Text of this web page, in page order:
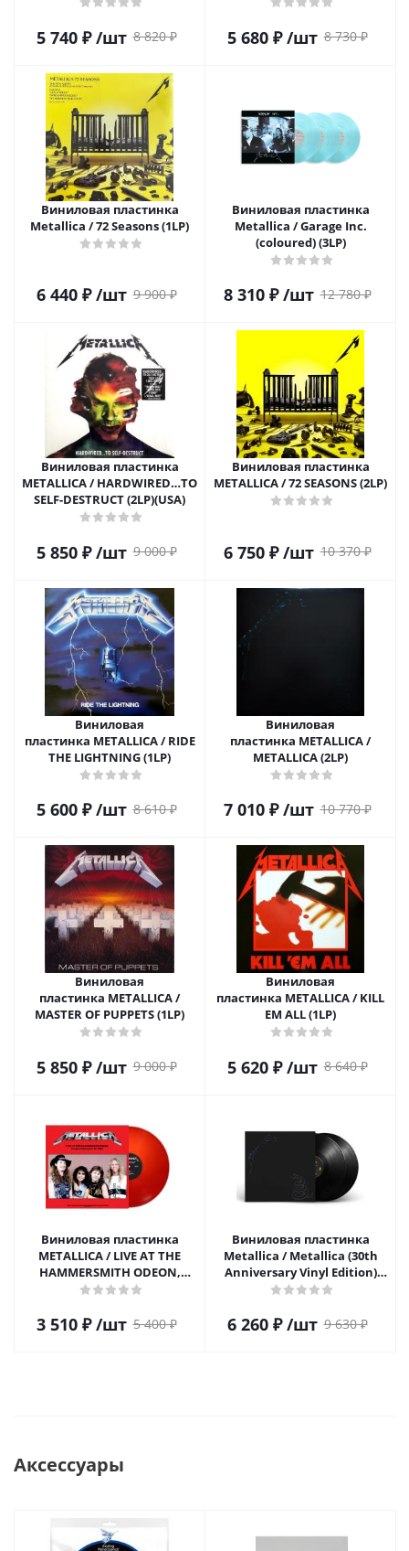
5 740₽ /шт 8 820₽ 5 680₽ /шт 8 730₽
Виниловая пластинка
Metallica / 72 Seasons (1LP)
6 440₽ /шт 9 900₽
Виниловая пластинка
Metallica / Garage Inc.
(coloured) (3LP)
8 310₽ /шт 12 780₽
Виниловая пластинка
METALLICA / HARDWIRED…TO
SELF-DESTRUCT (2LP)(USA)
5 850₽ /шт 9 000₽
Виниловая пластинка
METALLICA / 72 SEASONS (2LP)
6 750₽ /шт 10 370₽
Виниловая
пластинка METALLICA / RIDE
THE LIGHTNING (1LP)
5 600₽ /шт 8 610₽
Виниловая
пластинка METALLICA /
METALLICA (2LP)
7 010₽ /шт 10 770₽
Виниловая
пластинка METALLICA /
MASTER OF PUPPETS (1LP)
5 850₽ /шт 9 000₽
Виниловая
пластинка METALLICA / KILL
EM ALL (1LP)
5 620₽ /шт 8 640₽
Виниловая пластинка
METALLICA / LIVE AT THE
HAMMERSMITH ODEON,
LONDON 1986 (RED VINYL)
3 510₽ /шт 5 400₽
Виниловая пластинка
Metallica / Metallica (30th
Anniversary Vinyl Edition)
(2LP)
6 260₽ /шт 9 630₽
Аксессуары